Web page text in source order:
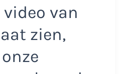
video van
zien,